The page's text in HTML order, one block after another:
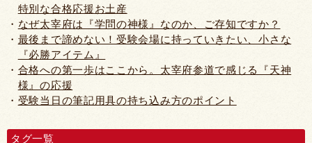
特別な合格応援お土産
なぜ太宰府は『学問の神様』なのか、ご存知ですか？
最後まで諦めない！受験会場に持っていきたい、小さな
『必勝アイテム』
合格への第一歩はここから。太宰府参道で感じる『天神
様』の応援
受験当日の筆記用具の持ち込み方のポイント
タグ一覧